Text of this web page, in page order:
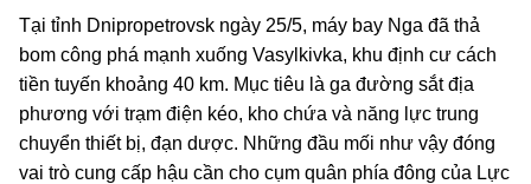
Tại tỉnh Dnipropetrovsk ngày 25/5, máy bay Nga đã thả
bom công phá mạnh xuống Vasylkivka, khu định cư cách
tiền tuyến khoảng 40 km. Mục tiêu là ga đường sắt địa
phương với trạm điện kéo, kho chứa và năng lực trung
chuyển thiết bị, đạn dược. Những đầu mối như vậy đóng
vai trò cung cấp hậu cần cho cụm quân phía đông của Lực